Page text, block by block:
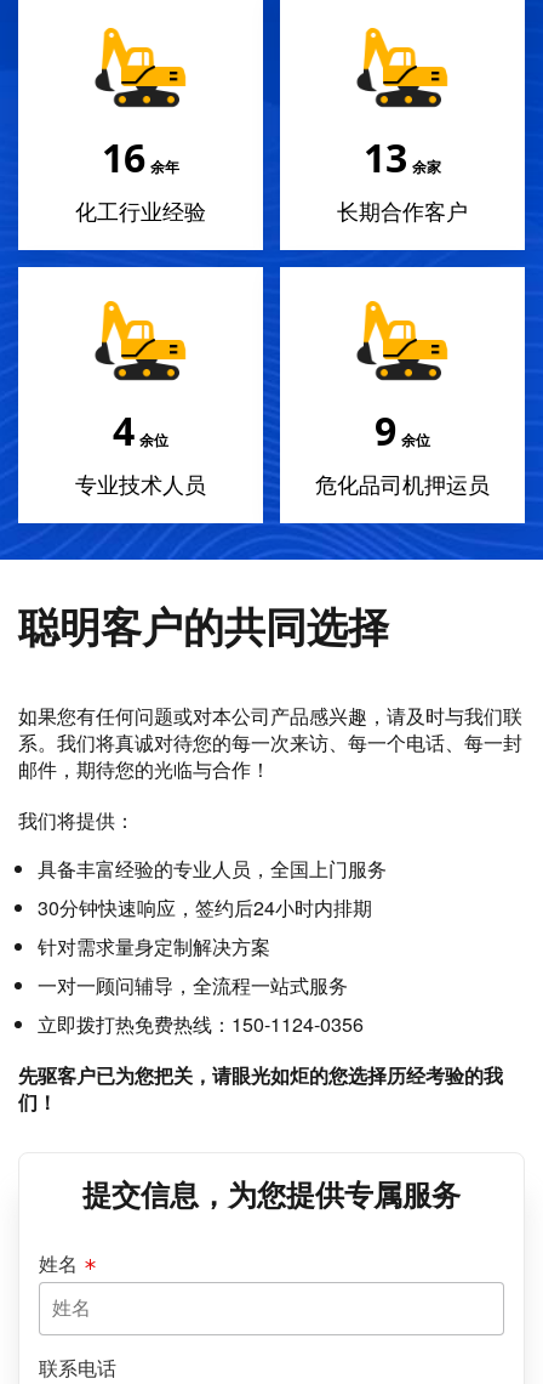
18 余年
化工行业经验
14 余家
长期合作客户
4 余位
专业技术人员
10 余位
危化品司机押运员
聪明客户的共同选择
如果您有任何问题或对本公司产品感兴趣，请及时与我们联
系。我们将真诚对待您的每一次来访、每一个电话、每一封
邮件，期待您的光临与合作！
我们将提供：
具备丰富经验的专业人员，全国上门服务
30分钟快速响应，签约后24小时内排期
针对需求量身定制解决方案
一对一顾问辅导，全流程一站式服务
立即拨打热免费热线：150-1124-0356
先驱客户已为您把关，请眼光如炬的您选择历经考验的我
们！
提交信息，为您提供专属服务
姓名
联系电话